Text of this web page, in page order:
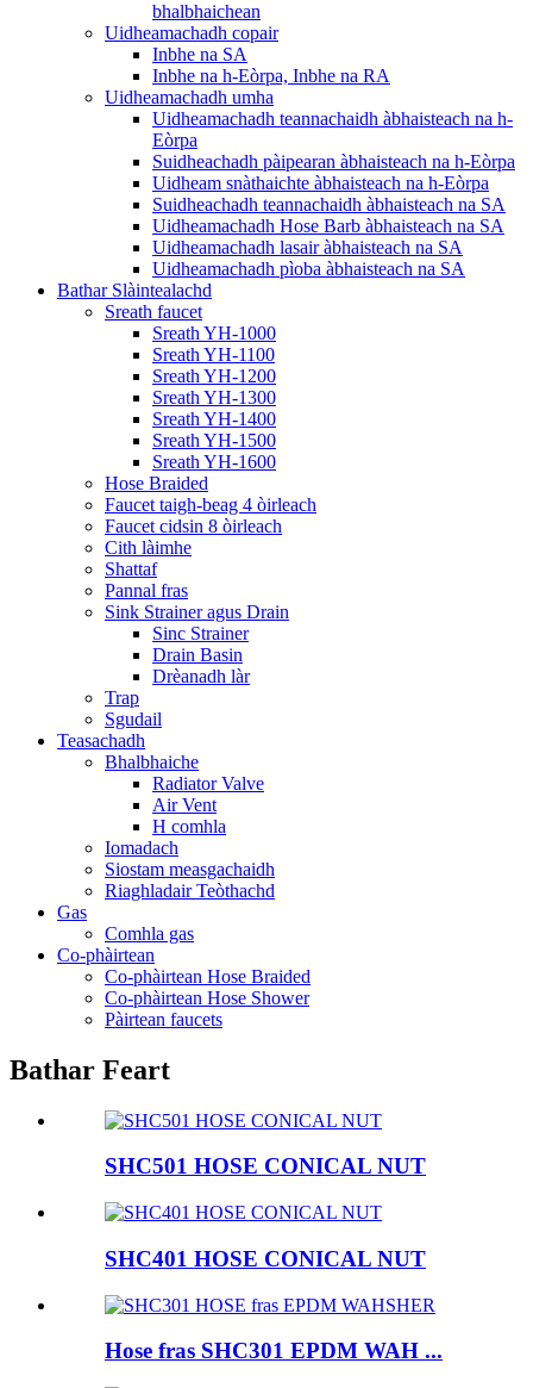
bhalbhaichean
Uidheamachadh copair
Inbhe na SA
Inbhe na h-Eòrpa, Inbhe na RA
Uidheamachadh umha
Uidheamachadh teannachaidh àbhaisteach na h-
Eòrpa
Suidheachadh pàipearan àbhaisteach na h-Eòrpa
Uidheam snàthaichte àbhaisteach na h-Eòrpa
Suidheachadh teannachaidh àbhaisteach na SA
Uidheamachadh Hose Barb àbhaisteach na SA
Uidheamachadh lasair àbhaisteach na SA
Uidheamachadh pìoba àbhaisteach na SA
Bathar Slàintealachd
Sreath faucet
Sreath YH-1000
Sreath YH-1100
Sreath YH-1200
Sreath YH-1300
Sreath YH-1400
Sreath YH-1500
Sreath YH-1600
Hose Braided
Faucet taigh-beag 4 òirleach
Faucet cidsin 8 òirleach
Cith làimhe
Shattaf
Pannal fras
Sink Strainer agus Drain
Sinc Strainer
Drain Basin
Drèanadh làr
Trap
Sgudail
Teasachadh
Bhalbhaiche
Radiator Valve
Air Vent
H comhla
Iomadach
Siostam measgachaidh
Riaghladair Teòthachd
Gas
Comhla gas
Co-phàirtean
Co-phàirtean Hose Braided
Co-phàirtean Hose Shower
Pàirtean faucets
Bathar Feart
SHC501 HOSE CONICAL NUT
SHC401 HOSE CONICAL NUT
Hose fras SHC301 EPDM WAH ...